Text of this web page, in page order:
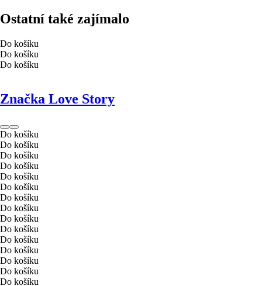
Ostatní také zajímalo
Do košíku
Do košíku
Do košíku
Značka Love Story
Do košíku
Do košíku
Do košíku
Do košíku
Do košíku
Do košíku
Do košíku
Do košíku
Do košíku
Do košíku
Do košíku
Do košíku
Do košíku
Do košíku
Do košíku